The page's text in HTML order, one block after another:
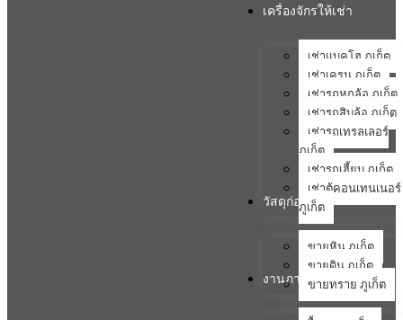
เครื่องจักรให้เช่า
เช่าแบคโฮ ภูเก็ต
เช่าเครน ภูเก็ต
เช่ารถหกล้อ ภูเก็ต
เช่ารถสิบล้อ ภูเก็ต
เช่ารถเทรลเลอร์
ภูเก็ต
เช่ารถเฮี้ยบ ภูเก็ต
เช่าตู้คอนเทนเนอร์
ภูเก็ต
วัสดุก่อสร้าง
ขายหิน ภูเก็ต
ขายดิน ภูเก็ต
ขายทราย ภูเก็ต
งานภาคสนาม